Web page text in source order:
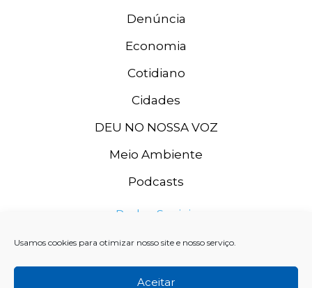
Usamos cookies para otimizar nosso site e nosso serviço.
Aceitar
Denúncia
Economia
Cotidiano
Cidades
DEU NO NOSSA VOZ
Meio Ambiente
Podcasts
Redes Sociais